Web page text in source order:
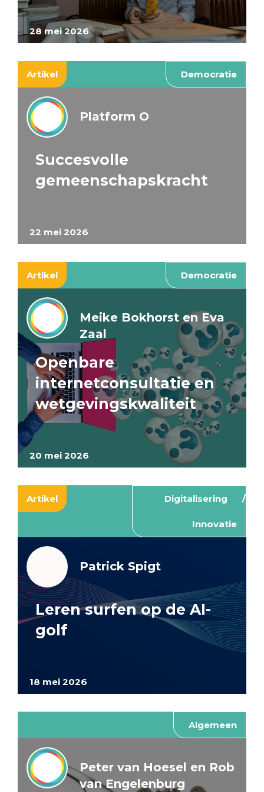
28 mei 2026
Artikel Democratie
22 mei 2026
Platform O
Succesvolle
gemeenschapskracht
Artikel Democratie
20 mei 2026
Meike Bokhorst en Eva
Zaal
Openbare
internetconsultatie en
wetgevingskwaliteit
Artikel Digitalisering
Innovatie
18 mei 2026
Patrick Spigt
Leren surfen op de AI-
golf
Algemeen
Peter van Hoesel en Rob
van Engelenburg